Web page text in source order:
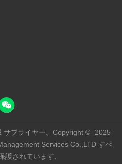
サプライヤー。Copyright © -2025
Services Co.,LTD すべ
護されています.